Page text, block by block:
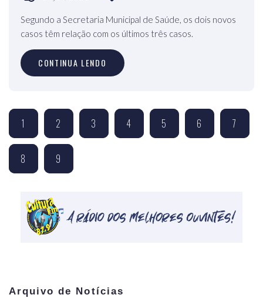
Segundo a Secretaria Municipal de Saúde, os dois novos
casos têm relação com os últimos três casos.
CONTINUA LENDO
1 2 3 4 5 6 7
8 9
Arquivo de Notícias